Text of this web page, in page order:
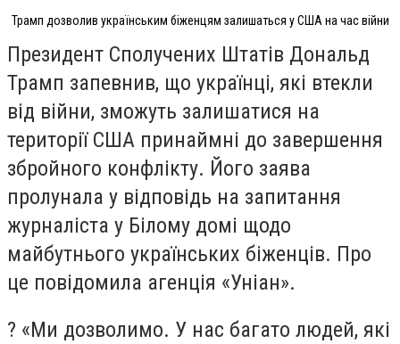
Трамп дозволив українським біженцям залишаться у США на час війни
Президент Сполучених Штатів Дональд
Трамп запевнив, що українці, які втекли
від війни, зможуть залишатися на
території США принаймні до завершення
збройного конфлікту. Його заява
пролунала у відповідь на запитання
журналіста у Білому домі щодо
майбутнього українських біженців. Про
це повідомила агенція «Уніан».
? «Ми дозволимо. У нас багато людей, які